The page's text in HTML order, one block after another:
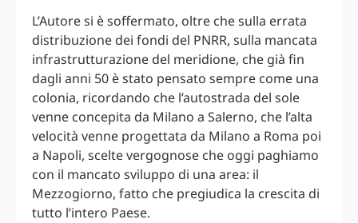
L’Autore si è soffermato, oltre che sulla errata
distribuzione dei fondi del PNRR, sulla mancata
infrastrutturazione del meridione, che già fin
dagli anni 50 è stato pensato sempre come una
colonia, ricordando che l’autostrada del sole
venne concepita da Milano a Salerno, che l’alta
velocità venne progettata da Milano a Roma poi
a Napoli, scelte vergognose che oggi paghiamo
con il mancato sviluppo di una area: il
Mezzogiorno, fatto che pregiudica la crescita di
tutto l’intero Paese.